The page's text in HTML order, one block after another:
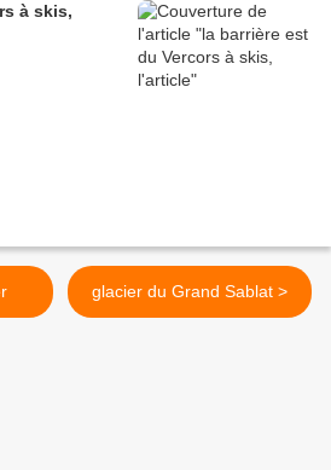
à skis,
glacier du Grand Sablat >